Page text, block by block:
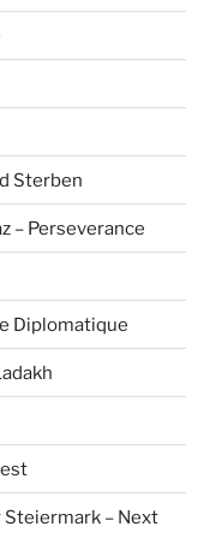
Sterben
– Perseverance
Diplomatique
Steiermark – Next